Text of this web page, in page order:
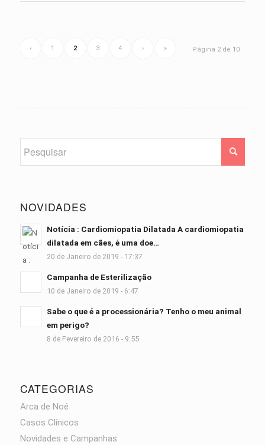
Página 2 de 10
‹ 1 2 3 4 › »
NOVIDADES
Notícia : Cardiomiopatia Dilatada A cardiomiopatia
dilatada em cães, é uma doe…
20 de Janeiro de 2019 - 17:37
Campanha de Esterilização
10 de Janeiro de 2019 - 6:47
Sabe o que é a processionária? Tenho o meu animal
em perigo?
8 de Fevereiro de 2016 - 9:55
CATEGORIAS
Arca de Noé
Casos Clínicos
Novidades e Campanhas